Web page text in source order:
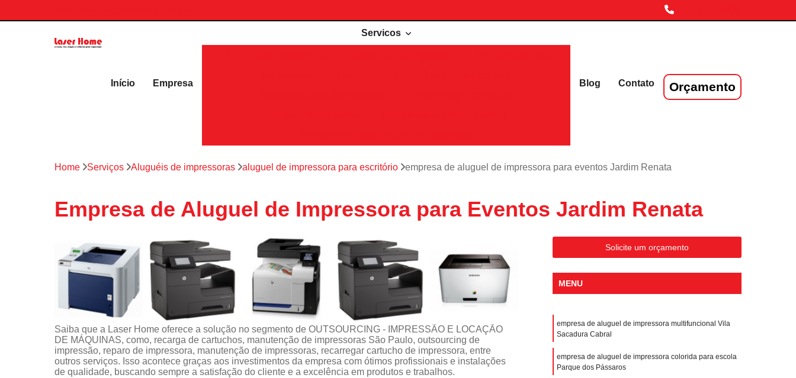
Início Empresa
Servicos
Blog Contato Orçamento
Home Serviços Aluguéis de impressoras aluguel de impressora para escritório empresa de aluguel de impressora para eventos Jardim Renata
Empresa de Aluguel de Impressora para Eventos Jardim Renata
Saiba que a Laser Home oferece a solução no segmento de OUTSOURCING - IMPRESSÃO E LOCAÇÃO
DE MÁQUINAS, como, recarga de cartuchos, manutenção de impressoras São Paulo, outsourcing de
impressão, reparo de impressora, manutenção de impressoras, recarregar cartucho de impressora, entre
outros serviços. Isso acontece graças aos investimentos da empresa com ótimos profissionais e instalações
de qualidade, buscando sempre a satisfação do cliente e a excelência em produtos e trabalhos.
Solicite um orçamento
MENU
empresa de aluguel de impressora multifuncional Vila
Sacadura Cabral
empresa de aluguel de impressora colorida para escola
Parque dos Pássaros